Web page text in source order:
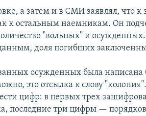
а затем и в СМИ заявлял, что к
к остальным наемникам. Он
"вольных" и
доля погибших
осужденных была написана
это отсылка к слову
цифр: в первых трех
последние три цифры —